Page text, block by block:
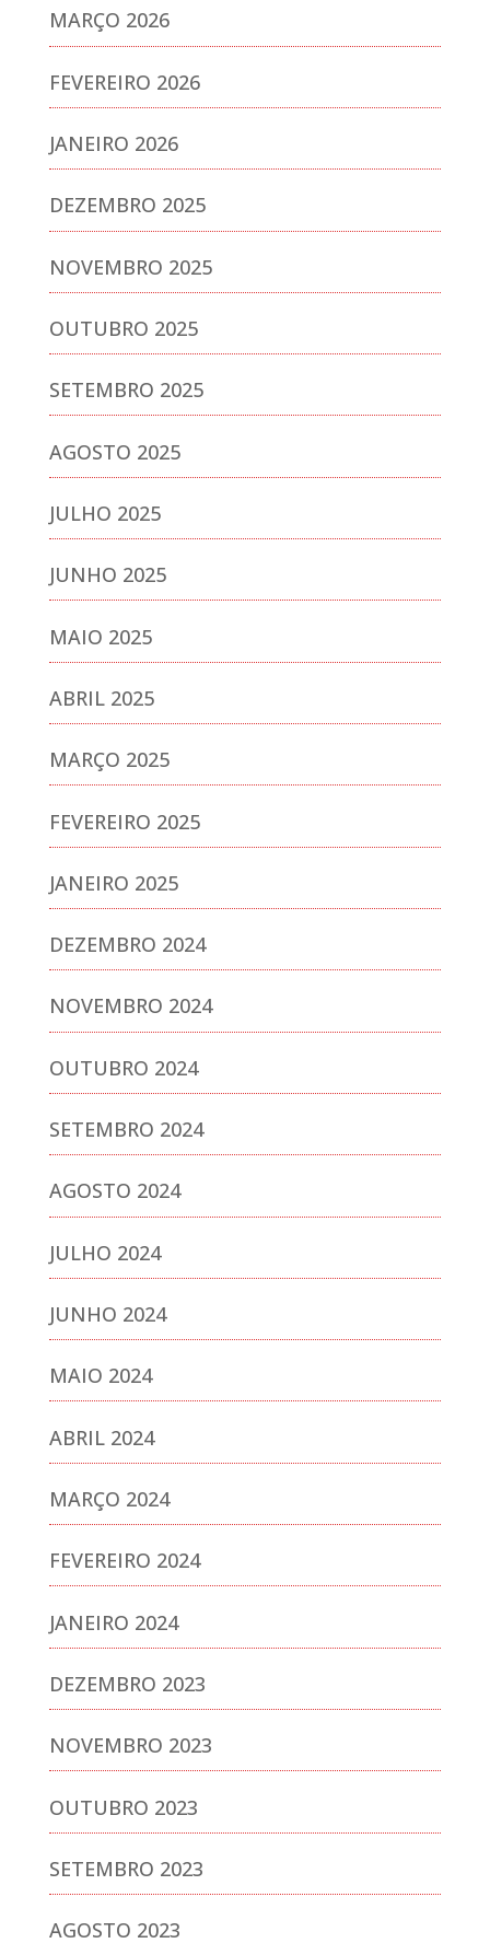
MARÇO 2026
FEVEREIRO 2026
JANEIRO 2026
DEZEMBRO 2025
NOVEMBRO 2025
OUTUBRO 2025
SETEMBRO 2025
AGOSTO 2025
JULHO 2025
JUNHO 2025
MAIO 2025
ABRIL 2025
MARÇO 2025
FEVEREIRO 2025
JANEIRO 2025
DEZEMBRO 2024
NOVEMBRO 2024
OUTUBRO 2024
SETEMBRO 2024
AGOSTO 2024
JULHO 2024
JUNHO 2024
MAIO 2024
ABRIL 2024
MARÇO 2024
FEVEREIRO 2024
JANEIRO 2024
DEZEMBRO 2023
NOVEMBRO 2023
OUTUBRO 2023
SETEMBRO 2023
AGOSTO 2023